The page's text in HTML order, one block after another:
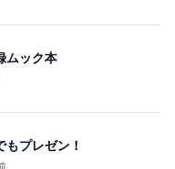
ムック本
もプレゼン！